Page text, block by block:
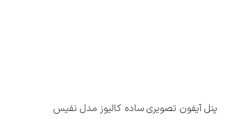
پنل آیفون تصویری ساده کالیوز مدل نفیس